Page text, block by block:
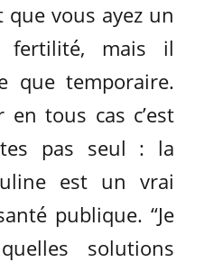
que vous ayez un
fertilité, mais il
que temporaire.
tous cas c’est
pas seul : la
est un vrai
publique. “Je
solutions